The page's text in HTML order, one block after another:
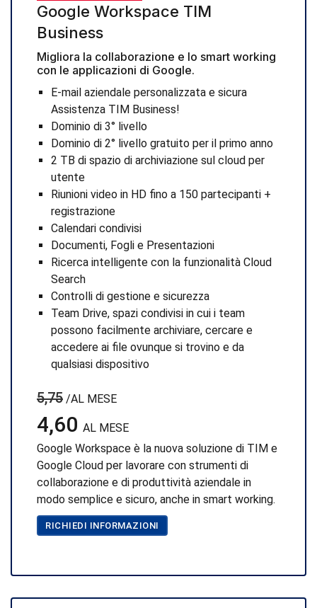
Google Workspace TIM
Business
Migliora la collaborazione e lo smart working
con le applicazioni di Google.
E-mail aziendale personalizzata e sicura
Assistenza TIM Business!
Dominio di 3° livello
Dominio di 2° livello gratuito per il primo anno
2 TB di spazio di archiviazione sul cloud per
utente
Riunioni video in HD fino a 150 partecipanti +
registrazione
Calendari condivisi
Documenti, Fogli e Presentazioni
Ricerca intelligente con la funzionalità Cloud
Search
Controlli di gestione e sicurezza
Team Drive, spazi condivisi in cui i team
possono facilmente archiviare, cercare e
accedere ai file ovunque si trovino e da
qualsiasi dispositivo
5,75 /AL MESE
4,60 AL MESE
Google Workspace è la nuova soluzione di TIM e
Google Cloud per lavorare con strumenti di
collaborazione e di produttività aziendale in
modo semplice e sicuro, anche in smart working.
RICHIEDI INFORMAZIONI